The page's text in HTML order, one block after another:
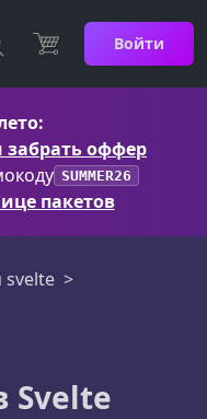
Войти
забрать оффер
SUMMER26
пакетов
svelte
Svelte